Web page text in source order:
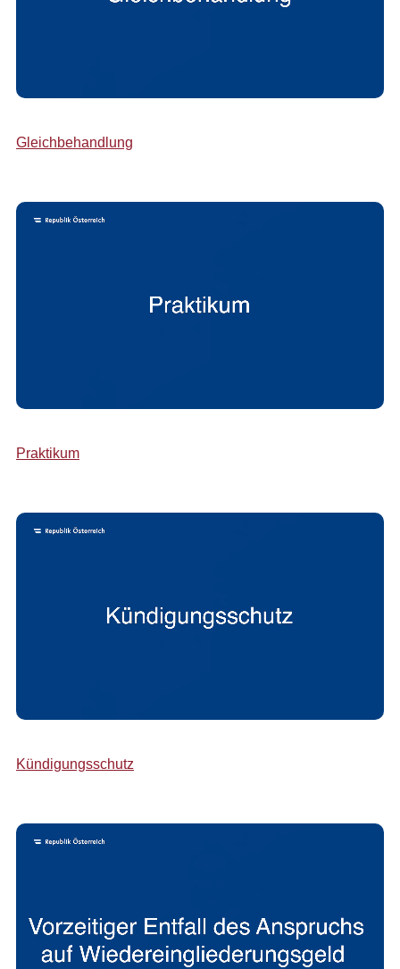
Gleichbehandlung
Praktikum
Kündigungsschutz